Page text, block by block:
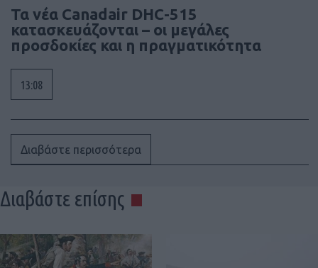
Τα νέα Canadair DHC-515
κατασκευάζονται – οι μεγάλες
προσδοκίες και η πραγματικότητα
13:08
Διαβάστε περισσότερα
Διαβάστε επίσης